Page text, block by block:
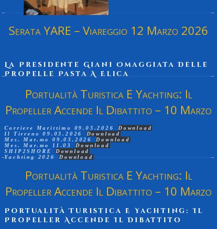
Serata YARE – Viareggio 12 Marzo 2026
La Presidente Giani Omaggiata Delle
Propelle Pasta A Elica
Portualità Turistica E Yachting: Il
Propeller Accende Il Dibattito – 10 Marzo
Corriere Marittimo 09.03.2026
Download
Il Tirreno 09.03.2026
Download
Mes. Mar.mo 09.03.2026
Download
Mes. Mar.mo 11.03
Download
SHIP2SHORE
Download
Yachting 2026
Download
Portualità Turistica E Yachting: Il
Propeller Accende Il Dibattito – 10 Marzo
Portualità Turistica E Yachting: Il
Propeller Accende Il Dibattito